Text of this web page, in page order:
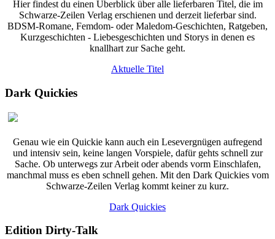
Hier findest du einen Überblick über alle lieferbaren Titel, die im
Schwarze-Zeilen Verlag erschienen und derzeit lieferbar sind.
BDSM-Romane, Femdom- oder Maledom-Geschichten, Ratgeben,
Kurzgeschichten - Liebesgeschichten und Storys in denen es
knallhart zur Sache geht.
Aktuelle Titel
Dark Quickies
Genau wie ein Quickie kann auch ein Lesevergnügen aufregend
und intensiv sein, keine langen Vorspiele, dafür gehts schnell zur
Sache. Ob unterwegs zur Arbeit oder abends vorm Einschlafen,
manchmal muss es eben schnell gehen. Mit den Dark Quickies vom
Schwarze-Zeilen Verlag kommt keiner zu kurz.
Dark Quickies
Edition Dirty-Talk